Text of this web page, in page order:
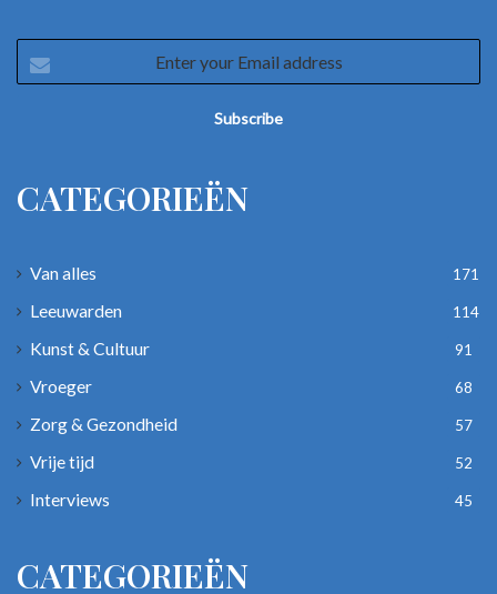
your
CATEGORIEËN
Van alles 171
Leeuwarden 114
Kunst & Cultuur 91
Vroeger 68
Zorg & Gezondheid 57
Vrije tijd 52
Interviews 45
CATEGORIEËN